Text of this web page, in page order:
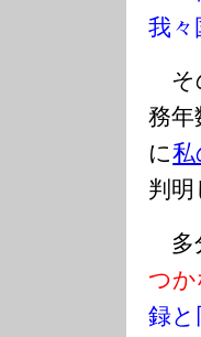
我
そ
務年
に私
判明
多
つか
録と